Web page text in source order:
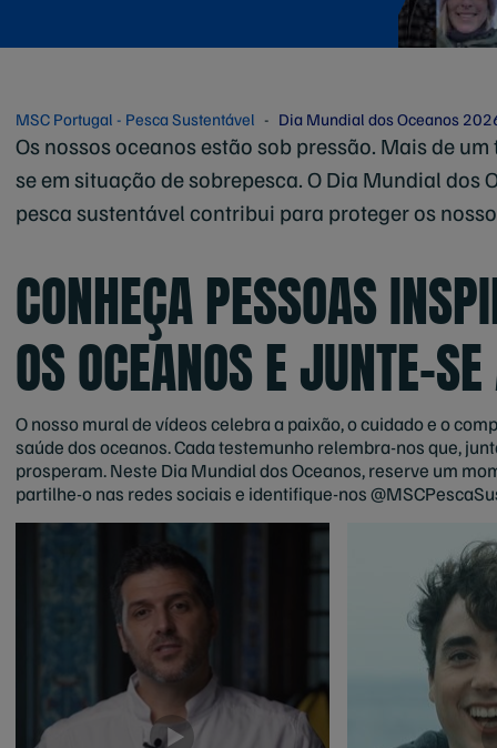
MSC Portugal - Pesca Sustentável Dia Mundial dos Oceanos
Os nossos oceanos estão sob pressão. Mais de
se em situação de sobrepesca. O Dia Mundial
pesca sustentável contribui para proteger os
CONHEÇA PESSOAS
OS OCEANOS E JUNTE-
O nosso mural de vídeos celebra a paixão, o cuidado e o
saúde dos oceanos. Cada testemunho relembra-nos que,
prosperam. Neste Dia Mundial dos Oceanos, reserve um
partilhe-o nas redes sociais e identifique-nos